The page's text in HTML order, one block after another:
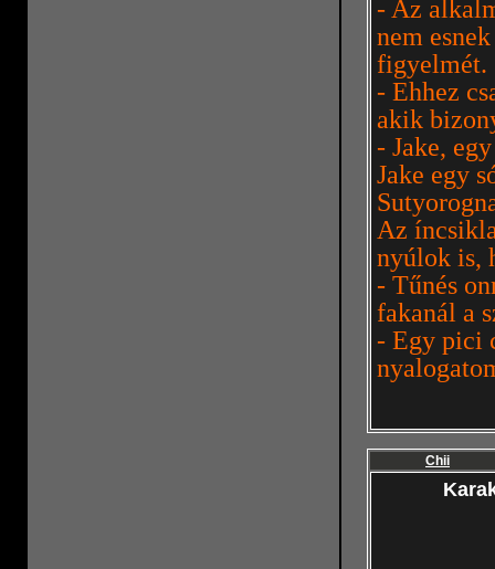
- Az
nem
figyelmét.
- Ehhez
akik
- Jake,
Jake egy
Az
nyúlok is,
- Tűnés
fakanál a
- Egy pici
Chii